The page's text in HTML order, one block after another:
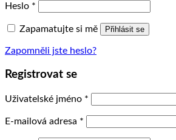
Heslo *
Zapamatujte si mě Přihlásit se
Zapomněli jste heslo?
Registrovat se
Uživatelské jméno *
E-mailová adresa *